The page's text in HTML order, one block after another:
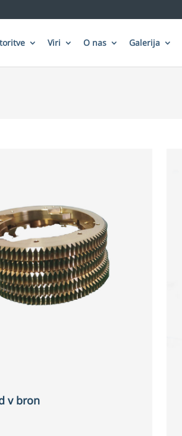
Viri O nas Galerija
v bron